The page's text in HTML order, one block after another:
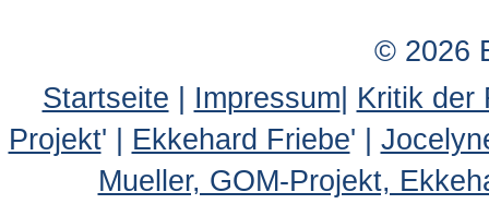
© 2026
Startseite | Impressum| Kritik der
Projekt' | Ekkehard Friebe' |
Mueller, GOM-Projekt,